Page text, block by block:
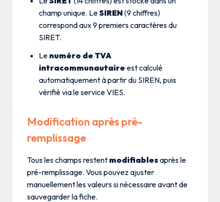
champ unique. LeSIREN(9 chiffres)
correspond aux 9 premiers caractères du
SIRET.
Le numéro de TVA
intracommunautaire est calculé
automatiquement à partir du SIREN, puis
vérifié via le service VIES.
Modification après pré-
remplissage
Tous les champs restent modifiablesaprès le
pré-remplissage. Vous pouvez ajuster
manuellement les valeurs si nécessaire avant de
sauvegarder la fiche.